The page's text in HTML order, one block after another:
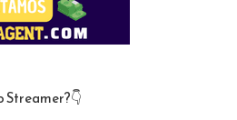
Streamer?👇